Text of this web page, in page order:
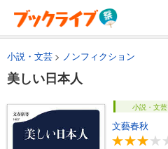
小説・文芸 ノンフィクション
美しい日本人
小説・文芸
文藝春秋